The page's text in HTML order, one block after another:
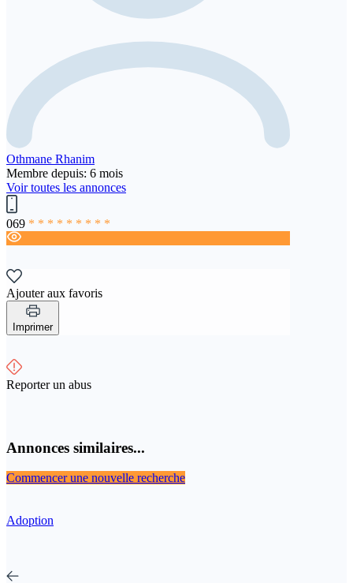
Othmane Rhanim
Membre depuis: 6 mois
Voir toutes les annonces
069 * * * * * * * * *
Ajouter aux favoris
Imprimer
Reporter un abus
Annonces similaires...
Commencer une nouvelle recherche
Adoption